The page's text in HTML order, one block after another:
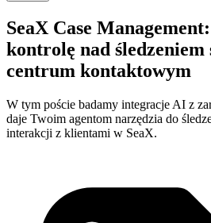
SeaX Case
kontrolę nad śledzeniem
centrum kontaktowym
W tym poście badamy integracje AI z
daje Twoim agentom narzędzia do
interakcji z klientami w SeaX.